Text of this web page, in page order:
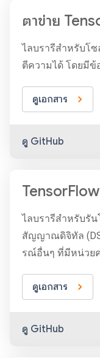
ตาข่าย
ไลบรารีสำหรับโ
ตีความได้ โดยมีข้
ดูเอกสาร
ดู GitHub
ไลบรารีสำหรับรั
สัญญาณดิจิทัล
รณ์อื่นๆ ที่มีหน่วย
ดูเอกสาร
ดู GitHub